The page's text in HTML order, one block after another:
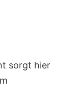
sorgt hier